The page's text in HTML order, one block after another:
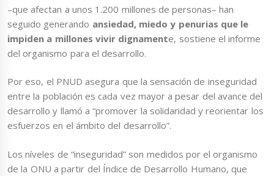
–que afectan a unos 1.200 millones de personas– han
seguido generando ansiedad, miedo y penurias que le
impiden a millones vivir dignamente, sostiene el informe
del organismo para el desarrollo.
Por eso, el PNUD asegura que la sensación de inseguridad
entre la población es cada vez mayor a pesar del avance del
desarrollo y llamó a “promover la solidaridad y reorientar los
esfuerzos en el ámbito del desarrollo”.
Los níveles de “inseguridad” son medidos por el organismo
de la ONU a partir del Índice de Desarrollo Humano, que